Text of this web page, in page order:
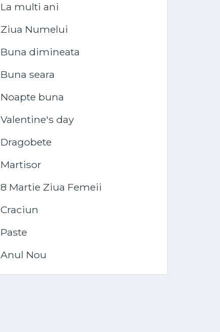
La multi ani
Ziua Numelui
Buna dimineata
Buna seara
Noapte buna
Valentine's day
Dragobete
Martisor
8 Martie Ziua Femeii
Craciun
Paste
Anul Nou